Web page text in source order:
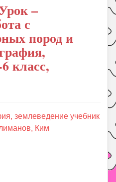
–
с
пород и
класс,
землеведение учебник
Ким